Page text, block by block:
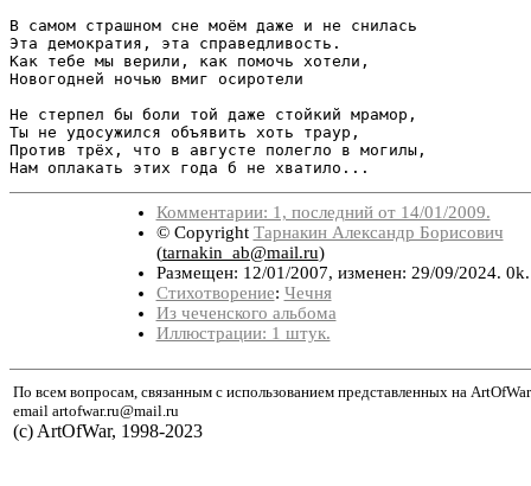
В самом страшном сне моём даже и не снилась
Эта демократия, эта справедливость.
Как тебе мы верили, как помочь хотели,
Новогодней ночью вмиг осиротели
Не стерпел бы боли той даже стойкий мрамор,
Ты не удосужился объявить хоть траур,
Против трёх, что в августе полегло в могилы,
Комментарии: 1, последний от 14/01/2009.
© Copyright Тарнакин Александр Борисович
(tarnakin_ab@mail.ru)
Размещен: 12/01/2007, изменен: 29/09/2024.
Стихотворение: Чечня
Из чеченского альбома
Иллюстрации: 1 штук.
По всем вопросам, связанным с использованием представленных на
email artofwar.ru@mail.ru
(с) ArtOfWar, 1998-2023